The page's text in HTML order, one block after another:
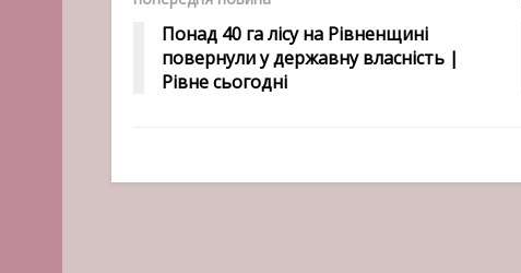
Понад 40 га лісу на Рівненщині
повернули у державну власність |
Рівне сьогодні